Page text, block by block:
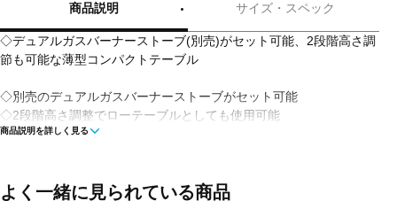
商品説明 サイズ・スペック
◇デュアルガスバーナーストーブ(別売)がセット可能、2段階高さ調
節も可能な薄型コンパクトテーブル
◇別売のデュアルガスバーナーストーブがセット可能
◇2段階高さ調整でローテーブルとしても使用可能
◇別売のデュアルガスバーナーストーブ使用時は、使わない天板を
◇脚部フレームを折りたたんでコンパクトに収納可能
商品説明を詳しく見る
よく一緒に見られている商品